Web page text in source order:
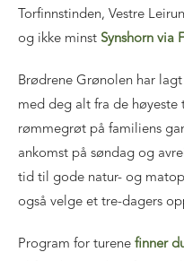
Torfinnstinden, Vestre
og ikke minst Synshorn via
Brødrene Grønolen har
med deg alt fra de
rømmegrøt på familiens
ankomst på søndag og
tid til gode natur- og
også velge et tre-dagers
Program for turene finner